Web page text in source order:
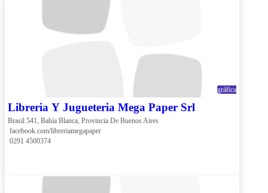
gráfica
Libreria Y Jugueteria Mega Paper Srl
Brasil 541, Bahía Blanca, Provincia De Buenos Aires
facebook.com/libreriamegapaper
0291 4500374